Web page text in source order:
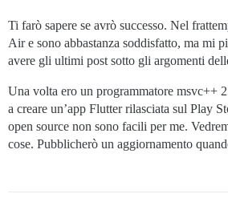
Ti farò sapere se avrò successo. Nel
Air e sono abbastanza soddisfatto, ma mi
avere gli ultimi post sotto gli argomenti
Una volta ero un programmatore msvc++
a creare un’app Flutter rilasciata sul Play
open source non sono facili per me.
cose. Pubblicherò un aggiornamento